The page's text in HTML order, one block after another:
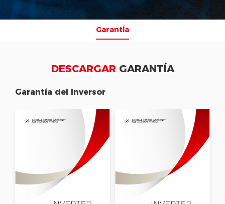
GarantÍa
DESCARGAR GARANTÍA
Garantía del Inversor